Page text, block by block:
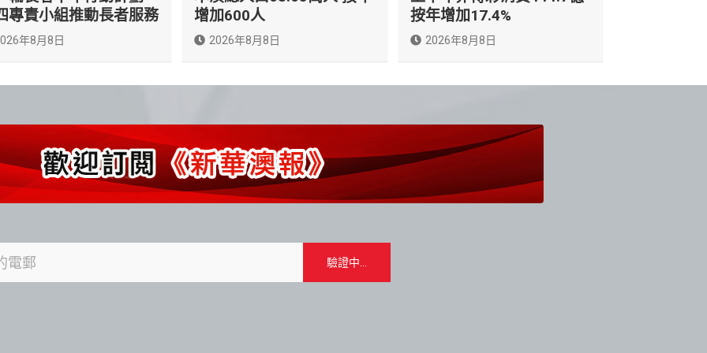
專責小組推動長者服務
年8月8日
增加600人
2026年8月8日
按年增加17.4%
2026年8月8日